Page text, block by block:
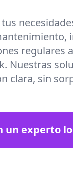
regulares
Nuestras
clara, sin
un experto